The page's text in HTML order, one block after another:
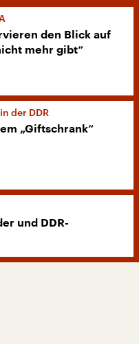
den Blick auf
mehr gibt“
der DDR
„Giftschrank“
und DDR-